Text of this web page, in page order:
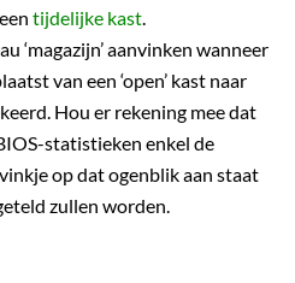
tijdelijke kast.
‘magazijn’ aanvinken wanneer
van een ‘open’ kast naar
Hou er rekening mee dat
statistieken enkel de
op dat ogenblik aan staat
zullen worden.